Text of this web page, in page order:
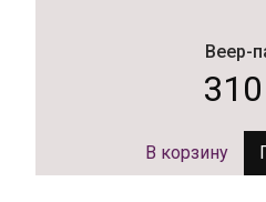
Веер-
310
В корзину